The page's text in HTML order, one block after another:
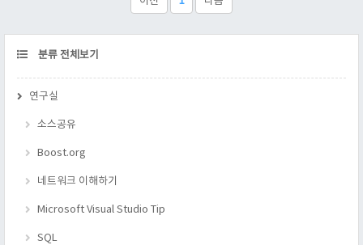
CATEGORY
분류 전체보기
연구실
소스공유
Boost.org
네트워크 이해하기
Microsoft Visual Studio Tip
SQL